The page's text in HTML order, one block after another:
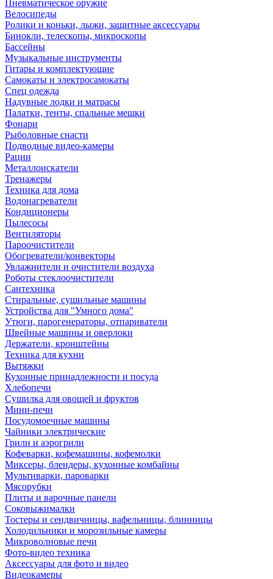
Пневматическое оружие
Велосипеды
Ролики и коньки, лыжи, защитные аксессуары
Бинокли, телескопы, микроскопы
Бассейны
Музыкальные инструменты
Гитары и комплектующие
Самокаты и электросамокаты
Спец одежда
Надувные лодки и матрасы
Палатки, тенты, спальные мешки
Фонари
Рыболовные снасти
Подводные видео-камеры
Рации
Металлоискатели
Тренажеры
Техника для дома
Водонагреватели
Кондиционеры
Пылесосы
Вентиляторы
Пароочистители
Обогреватели/конвекторы
Увлажнители и очистители воздуха
Роботы стеклоочистители
Сантехника
Стиральные, сушильные машины
Устройства для "Умного дома"
Утюги, парогенераторы, отпариватели
Швейные машины и оверлоки
Держатели, кронштейны
Техника для кухни
Вытяжки
Кухонные принадлежности и посуда
Хлебопечи
Сушилка для овощей и фруктов
Мини-печи
Посудомоечные машины
Чайники электрические
Грили и аэрогрили
Кофеварки, кофемашины, кофемолки
Миксеры, блендеры, кухонные комбайны
Мультиварки, пароварки
Мясорубки
Плиты и варочные панели
Соковыжималки
Тостеры и сендвичницы, вафельницы, блинницы
Холодильники и морозильные камеры
Микроволновые печи
Фото-видео техника
Аксессуары для фото и видео
Видеокамеры